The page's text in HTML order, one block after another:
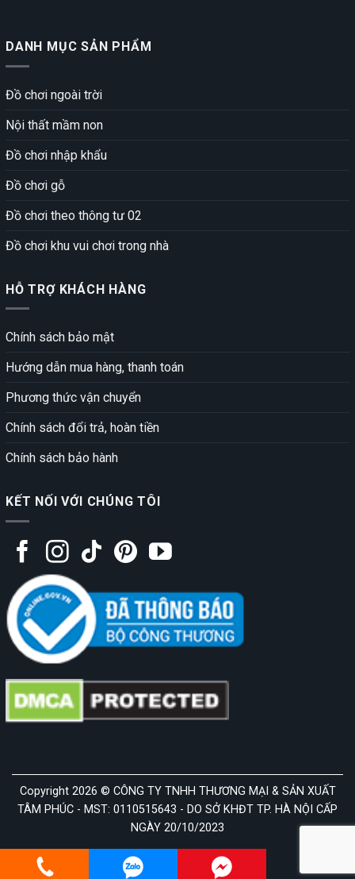
DANH MỤC SẢN PHẨM
Đồ chơi ngoài trời
Nội thất mầm non
Đồ chơi nhập khẩu
Đồ chơi gỗ
Đồ chơi theo thông tư 02
Đồ chơi khu vui chơi trong nhà
HỖ TRỢ KHÁCH HÀNG
Chính sách bảo mật
Hướng dẫn mua hàng, thanh toán
Phương thức vận chuyển
Chính sách đổi trả, hoàn tiền
Chính sách bảo hành
KẾT NỐI VỚI CHÚNG TÔI
Copyright 2026 © CÔNG TY TNHH THƯƠNG MẠI & SẢN XUẤT
TÂM PHÚC - MST: 0110515643 - DO SỞ KHĐT TP. HÀ NỘI CẤP
NGÀY 20/10/2023